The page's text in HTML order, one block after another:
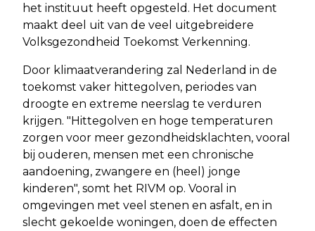
het instituut heeft opgesteld. Het document
maakt deel uit van de veel uitgebreidere
Volksgezondheid Toekomst Verkenning.
Door klimaatverandering zal Nederland in de
toekomst vaker hittegolven, periodes van
droogte en extreme neerslag te verduren
krijgen. "Hittegolven en hoge temperaturen
zorgen voor meer gezondheidsklachten, vooral
bij ouderen, mensen met een chronische
aandoening, zwangere en (heel) jonge
kinderen", somt het RIVM op. Vooral in
omgevingen met veel stenen en asfalt, en in
slecht gekoelde woningen, doen de effecten